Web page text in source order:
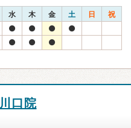
水 木 金 土 日 祝
口院